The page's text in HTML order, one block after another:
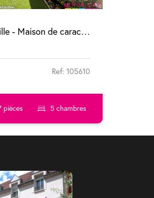
Poissy - Centre ville - Maison de caractère du XIX siècle
Ref: 105610
pièces 5 chambres